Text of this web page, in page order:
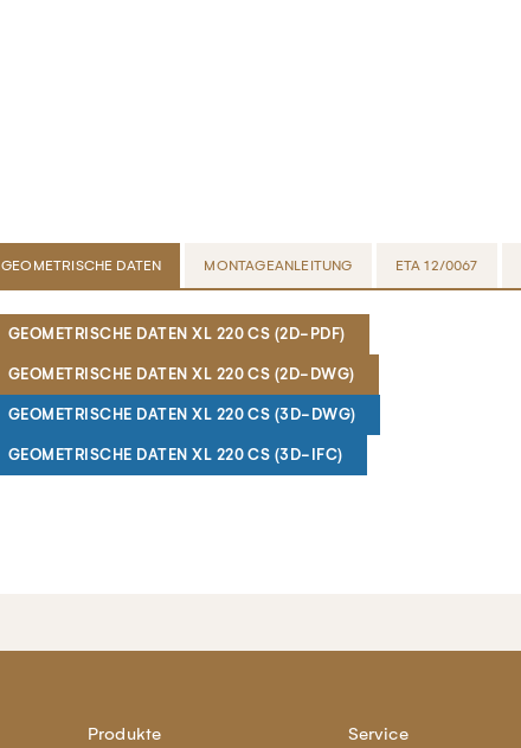
GEOMETRISCHE DATEN MONTAGEANLEITUNG ETA 12/0067
GEOMETRISCHE DATEN XL 220 CS (2D-PDF)
GEOMETRISCHE DATEN XL 220 CS (2D-DWG)
GEOMETRISCHE DATEN XL 220 CS (3D-DWG)
GEOMETRISCHE DATEN XL 220 CS (3D-IFC)
Produkte Service